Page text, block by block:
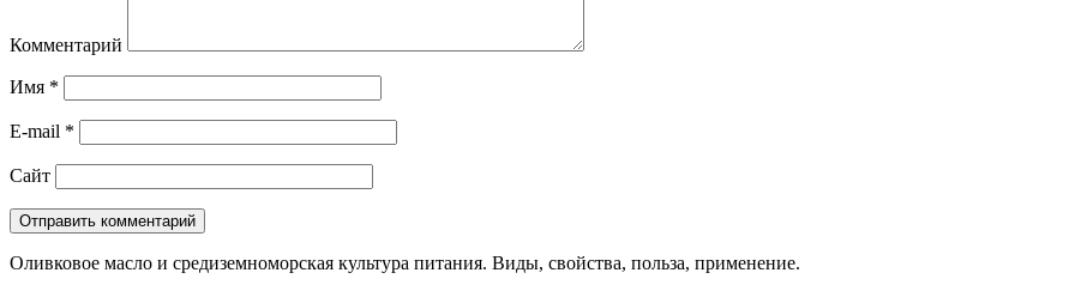
Комментарий
Имя *
E-mail *
Сайт
Оливковое масло и средиземноморская культура питания. Виды, свойства, польза, применение.